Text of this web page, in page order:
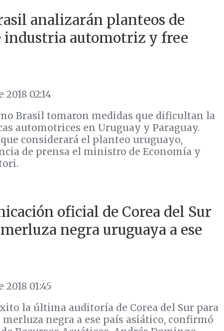
analizarán planteos de
industria automotriz y free
02:14
Brasil tomaron medidas que dificultan la
automotrices en Uruguay y Paraguay.
considerará el planteo uruguayo,
de prensa el ministro de Economía y
oficial de Corea del Sur
negra uruguaya a ese
01:45
la última auditoría de Corea del Sur para
negra a ese país asiático, confirmó